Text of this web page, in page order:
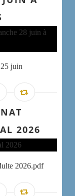
juin
2026
2026.pdf